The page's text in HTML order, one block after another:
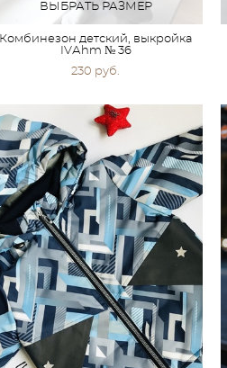
ВЫБРАТЬ РАЗМЕР
Комбинезон детский, выкройка
IVАhm № 36
230 pуб.